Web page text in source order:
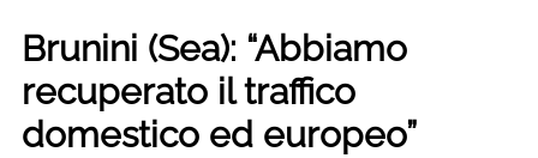
Brunini (Sea): “Abbiamo
recuperato il traffico
domestico ed europeo”